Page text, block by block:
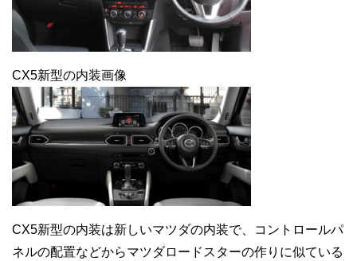
CX5新型の内装画像
CX5新型の内装は新しいマツダの内装で、コントロールパ
ネルの配置などからマツダロードスターの作りに似ている